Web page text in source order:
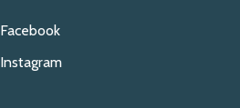
Facebook
Instagram